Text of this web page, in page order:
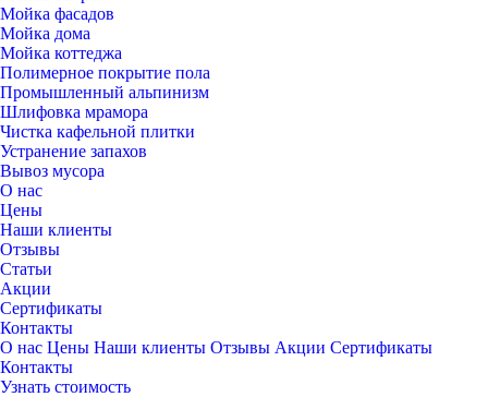
Мойка фасадов
Мойка дома
Мойка коттеджа
Полимерное покрытие пола
Промышленный альпинизм
Шлифовка мрамора
Чистка кафельной плитки
Устранение запахов
Вывоз мусора
О нас
Цены
Наши клиенты
Отзывы
Статьи
Акции
Сертификаты
Контакты
О нас Цены Наши клиенты Отзывы Акции Сертификаты
Контакты
Узнать стоимость